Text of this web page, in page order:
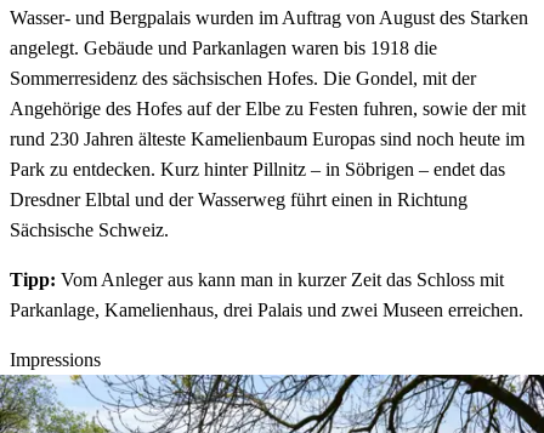
Wasser- und Bergpalais wurden im Auftrag von August des Starken
angelegt. Gebäude und Parkanlagen waren bis 1918 die
Sommerresidenz des sächsischen Hofes. Die Gondel, mit der
Angehörige des Hofes auf der Elbe zu Festen fuhren, sowie der mit
rund 230 Jahren älteste Kamelienbaum Europas sind noch heute im
Park zu entdecken. Kurz hinter Pillnitz – in Söbrigen – endet das
Dresdner Elbtal und der Wasserweg führt einen in Richtung
Sächsische Schweiz.
Tipp: Vom Anleger aus kann man in kurzer Zeit das Schloss mit
Parkanlage, Kamelienhaus, drei Palais und zwei Museen erreichen.
Impressions